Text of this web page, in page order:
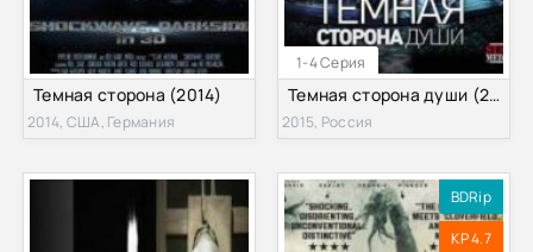
Темная сторона (2014)
2014, США, Германия
1-4 Серия
Темная сторона души (2015)
2015, Россия
BDRip
KP 4.7